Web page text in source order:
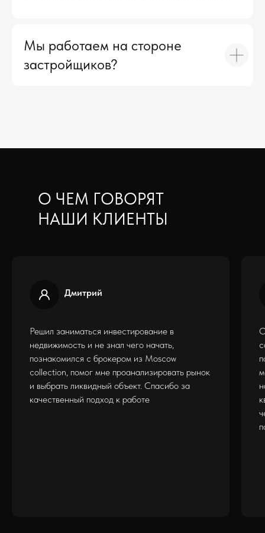
Мы работаем на стороне
застройщиков?
О ЧЕМ ГОВОРЯТ
НАШИ КЛИЕНТЫ
Дмитрий
Решил заниматься инвестирование в
недвижимость и не знал чего начать,
познакомился с брокером из Moscow
collection, помог мне проанализировать рынок
и выбрать ликвидный объект. Спасибо за
качественный подход к работе